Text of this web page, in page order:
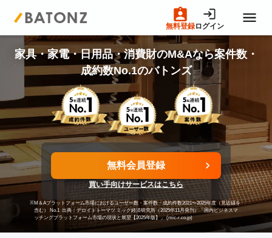
無料登録ログイン
トップページ
M&A案件一覧
売りたい方へ
買いたい方へ
成約事例
家具・家電・日用品・消費財のM&Aなら案件数・
成約数No.1のバトンズ
無料会員登録
買い手向けサービスはこちら
※M＆Aプラットフォーム市場におけるユーザー数・案件数・成約件数2021〜2025年度（見込値を
含む） No.1 出典：デロイトトーマツ ミック経済研究所（2025年11月発刊）「国内ビジネスマ
ッチングプラットフォーム市場の現状と展望【2025年版】」 (mic-r.co.jp)